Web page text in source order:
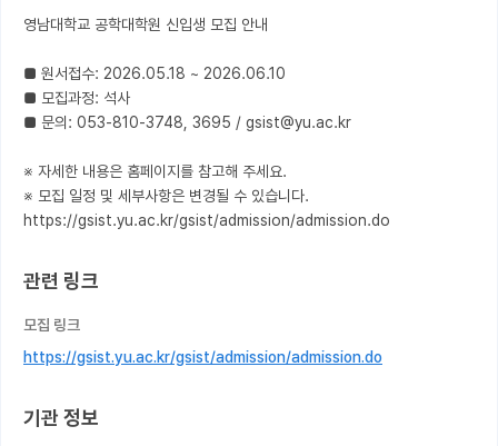
재팬라운지 🌸
영남대학교 공학대학원 신입생 모집 안내
■ 원서접수: 2026.05.18 ~ 2026.06.10
■ 모집과정: 석사
■ 문의: 053-810-3748, 3695 / gsist@yu.ac.kr
※ 자세한 내용은 홈페이지를 참고해 주세요.
※ 모집 일정 및 세부사항은 변경될 수 있습니다.
https://gsist.yu.ac.kr/gsist/admission/admission.do
관련 링크
모집 링크
https://gsist.yu.ac.kr/gsist/admission/admission.do
기관 정보